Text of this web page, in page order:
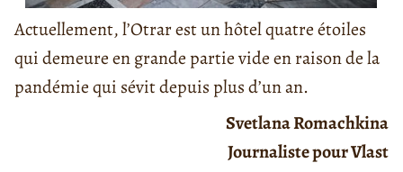
Actuellement, l’Otrar est un hôtel quatre étoiles
qui demeure en grande partie vide en raison de la
pandémie qui sévit depuis plus d’un an.
Svetlana Romachkina
Journaliste pour Vlast